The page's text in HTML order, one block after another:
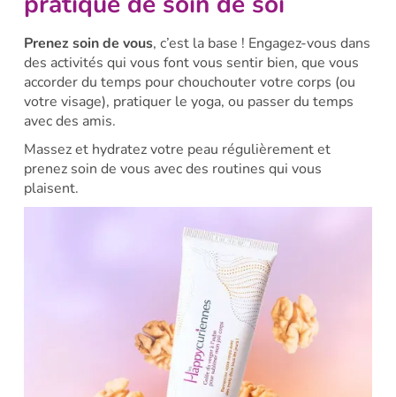
Prenez soin de vous, c’est la base ! Engagez-vous dans
des activités qui vous font vous sentir bien, que vous
accorder du temps pour chouchouter votre corps (ou
votre visage), pratiquer le yoga, ou passer du temps
avec des amis.
Massez et hydratez votre peau régulièrement et
prenez soin de vous avec des routines qui vous
plaisent.